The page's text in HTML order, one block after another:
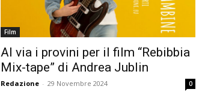
Film
Al via i provini per il film “Rebibbia
Mix-tape” di Andrea Jublin
Redazione - 29 Novembre 2024 0